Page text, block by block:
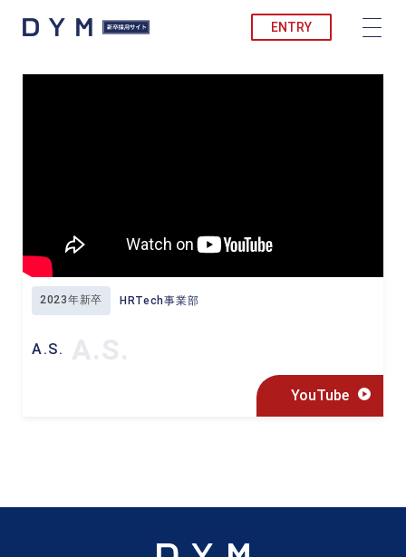
ENTRY
2023年新卒 HRTech事業部
A.S.
YouTube